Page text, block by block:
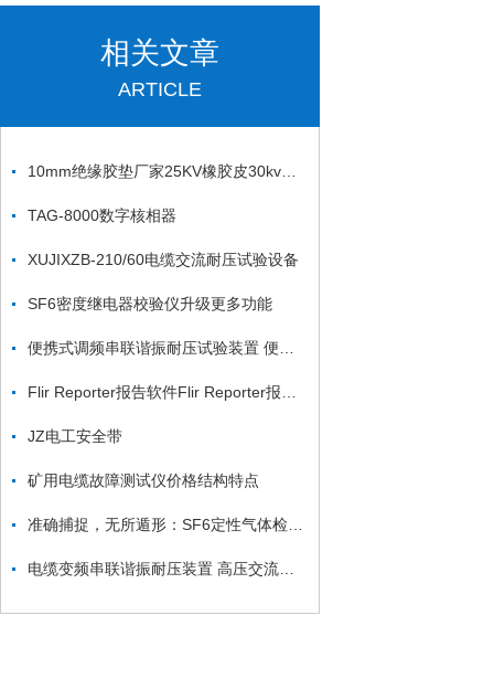
相关文章
ARTICLE
TAG-8000数字核相器
XUJIXZB-210/60电缆交流耐压试验设备
SF6密度继电器校验仪升级更多功能
JZ电工安全带
矿用电缆故障测试仪价格结构特点